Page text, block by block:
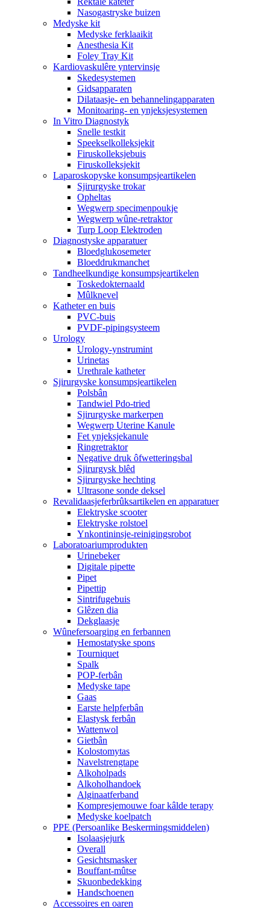
Nasogastryske buizen
Medyske kit
Medyske ferklaaikit
Anesthesia Kit
Foley Tray Kit
Kardiovaskulêre yntervinsje
Skedesystemen
Gidsapparaten
Dilataasje- en behannelingapparaten
Monitoaring- en ynjeksjesystemen
In Vitro Diagnostyk
Snelle testkit
Speekselkolleksjekit
Firuskolleksjebuis
Firuskolleksjekit
Laparoskopyske konsumpsjeartikelen
Sjirurgyske trokar
Opheltas
Wegwerp specimenpoukje
Wegwerp wûne-retraktor
Turp Loop Elektroden
Diagnostyske apparatuer
Bloedglukosemeter
Bloeddrukmanchet
Tandheelkundige konsumpsjeartikelen
Toskedokternaald
Mûlknevel
Katheter en buis
PVC-buis
PVDF-pipingsysteem
Urology
Urology-ynstrumint
Urinetas
Urethrale katheter
Sjirurgyske konsumpsjeartikelen
Polsbân
Tandwiel Pdo-tried
Sjirurgyske markerpen
Wegwerp Uterine Kanule
Fet ynjeksjekanule
Ringretraktor
Negative druk ôfwetteringsbal
Sjirurgysk blêd
Sjirurgyske hechting
Ultrasone sonde deksel
Revalidaasjeferbrûksartikelen en apparatuer
Elektryske scooter
Elektryske rolstoel
Ynkontininsje-reinigingsrobot
Laboratoariumprodukten
Urinebeker
Digitale pipette
Pipet
Pipettip
Sintrifugebuis
Glêzen dia
Dekglaasje
Wûnefersoarging en ferbannen
Hemostatyske spons
Tourniquet
Spalk
POP-ferbân
Medyske tape
Gaas
Earste helpferbân
Elastysk ferbân
Wattenwol
Gietbân
Kolostomytas
Navelstrengtape
Alkoholpads
Alkoholhandoek
Alginaatferband
Kompresjemouwe foar kâlde terapy
Medyske koelpatch
PPE (Persoanlike Beskermingsmiddelen)
Isolaasjejurk
Overall
Gesichtsmasker
Bouffant-mûtse
Skuonbedekking
Handschoenen
Accessoires en oaren